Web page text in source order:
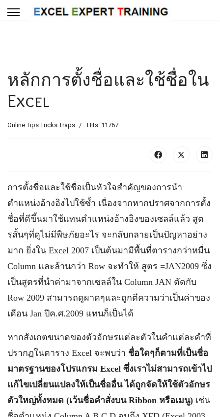
หลักการตั้งชื่อและใช้ชื่อใน
Excel
Online Tips Tricks Traps Hits: 11767
การตั้งชื่อและใช้ชื่อเป็นหัวใจสำคัญของการนำ
ตำแหน่งอ้างอิงไปใช้ซ้ำ เนื่องจากหากปราศจากการตั้ง
ชื่อที่ดีขึ้นมาใช้แทนตำแหน่งอ้างอิงของเซลล์แล้ว สูต
รสั้นๆที่ดูไม่มีพิษภัยอะไร จะกลับกลายเป็นปัญหาอย่าง
มาก ยิ่งใน Excel 2007 เป็นต้นมามีพื้นที่ตารางกว่าหมื่น
Column และล้านกว่า Row จะทำให้ สูตร =JAN2009 ซึ่ง
เป็นสูตรที่นำค่ามาจากเซลล์ใน Column JAN ตัดกับ
Row 2009 สามารถดูผาดๆและถูกตีความว่าเป็นค่าของ
เดือน Jan ปีค.ศ.2009 แทนก็เป็นได้
หากสังเกตขนาดของตัวอักษรแต่ละตัวในคำแต่ละคำที่
ปรากฏในตาราง Excel จะพบว่า ชื่อใดๆก็ตามที่เป็นชื่อ
มาตรฐานของโปรแกรม Excel ซึ่งเราไม่สามารถเข้าไป
แก้ไขเปลี่ยนแปลงให้เป็นชื่ออื่น ได้ถูกจัดให้ใช้ตัวอักษร
ตัวใหญ่ทั้งหมด (เว้นชื่อคำสั่งบน Ribbon หรือเมนู) เช่น